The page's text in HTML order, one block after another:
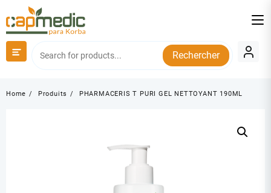
to
content
Rechercher
Home Produits PHARMACERIS T PURI GEL NETTOYANT 190ML